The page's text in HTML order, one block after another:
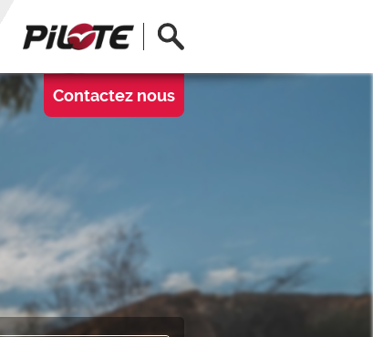
Ouvrir la recherche
Contactez nous